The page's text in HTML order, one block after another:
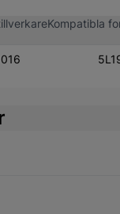
Kompatibla